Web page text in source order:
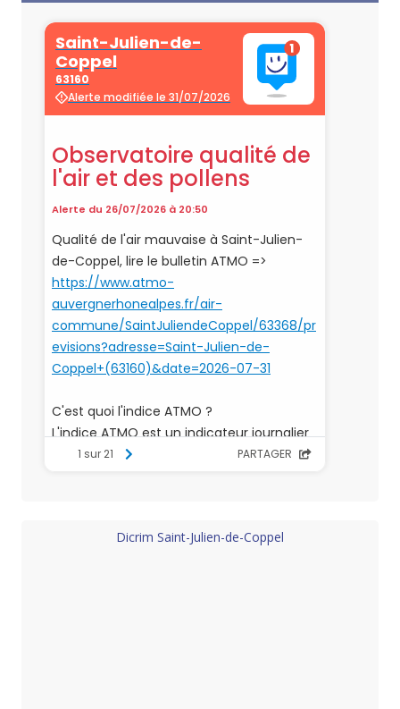
Dicrim Saint-Julien-de-Coppel